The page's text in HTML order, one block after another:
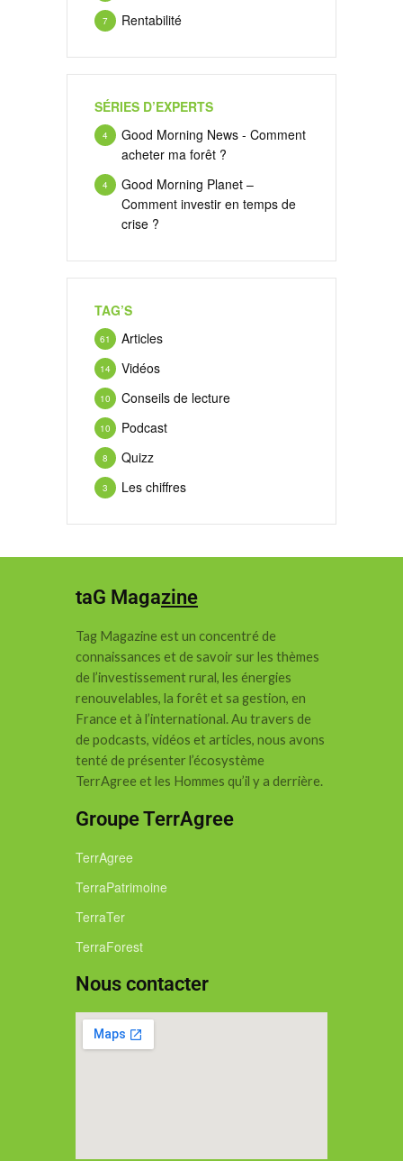
Rentabilité
7
SÉRIES D’EXPERTS
Good Morning News - Comment
acheter ma forêt ?
4
Good Morning Planet –
Comment investir en temps de
crise ?
4
TAG’S
Articles
61
Vidéos
14
Conseils de lecture
10
Podcast
10
Quizz
8
Les chiffres
3
taG Magazine
Tag Magazine est un concentré de
connaissances et de savoir sur les thèmes
de l’investissement rural, les énergies
renouvelables, la forêt et sa gestion, en
France et à l’international.Au travers de
de podcasts, vidéos et articles, nous avons
tenté de présenter l’écosystème
TerrAgree et les Hommes qu’il y a derrière.
Groupe TerrAgree
TerrAgree
TerraPatrimoine
TerraTer
TerraForest
Nous contacter